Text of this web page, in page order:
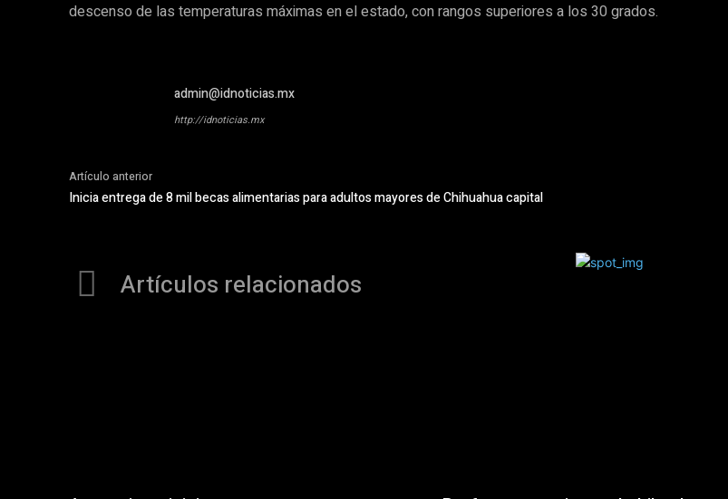
descenso de las temperaturas máximas en el estado, con rangos superiores a los 30 grados.
admin@idnoticias.mx
http://idnoticias.mx
Artículo anterior
Inicia entrega de 8 mil becas alimentarias para adultos mayores de Chihuahua capital
Artículos relacionados